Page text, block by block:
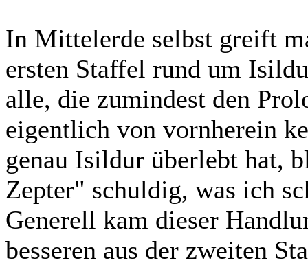
In Mittelerde selbst greift
ersten Staffel rund um
alle, die zumindest den
eigentlich von vornherein
genau Isildur überlebt hat,
Zepter" schuldig, was ich
Generell kam dieser
besseren aus der zweiten